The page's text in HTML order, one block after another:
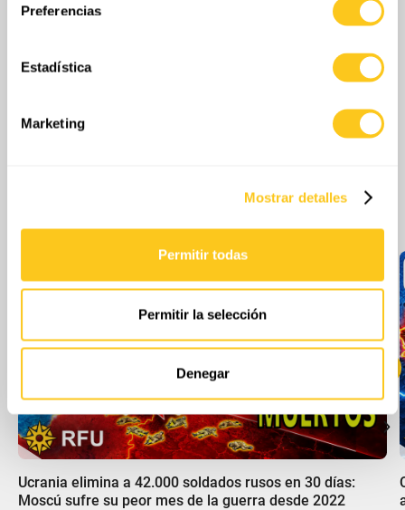
Recopilar información sobre su ubicación
geográfica que puede tener una precisión de varios
Identificar su dispositivo analizándolo activamente
Obtenga más información sobre cómo se procesan sus
consentimiento en cualquier momento en la Declaración
Las cookies de este sitio web se usan para personalizar
el contenido y los anuncios, ofrecer funciones de redes
información sobre el uso que haga del sitio web con
nuestros partners de redes sociales, publicidad y análisis
web, quienes pueden combinarla con otra información
Preferencias
Estadística
Marketing
Mostrar detalles
Permitir todas
Permitir la selección
Denegar
Ucrania elimina a 42.000 soldados rusos en 30 días:
Moscú sufre su peor mes de la guerra desde 2022